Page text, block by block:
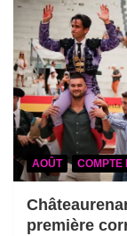
AOÛT COMPTE
première